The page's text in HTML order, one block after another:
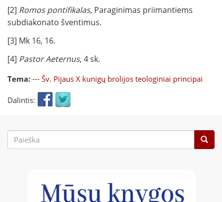
[2] Romos pontifikalas, Paraginimas priimantiems
subdiakonato šventimus.
[3] Mk 16, 16.
[4] Pastor Aeternus, 4 sk.
Tema: --- Šv. Pijaus X kunigų brolijos teologiniai principai
Dalintis:
Paieškos